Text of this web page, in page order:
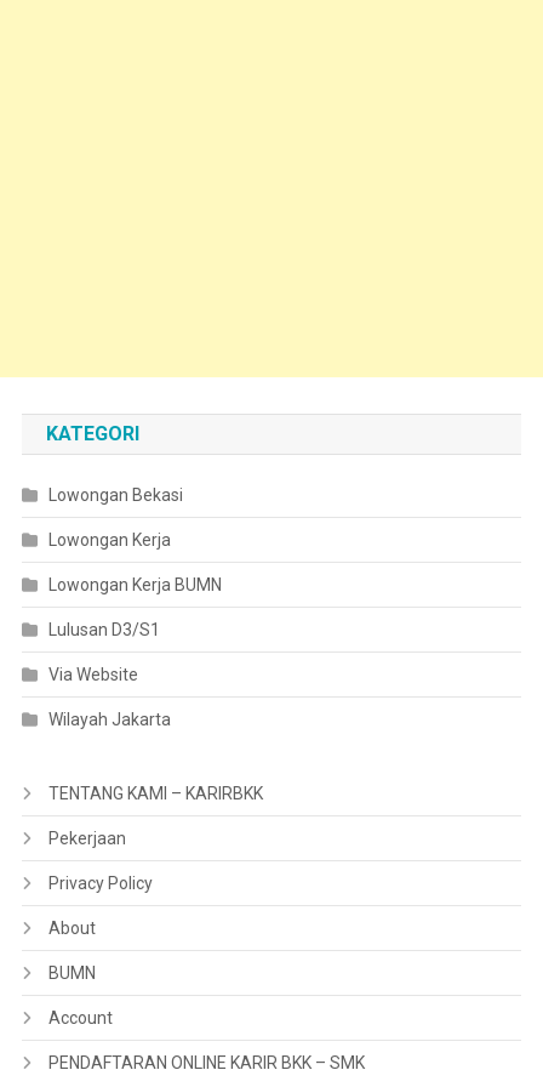
KATEGORI
Lowongan Bekasi
Lowongan Kerja
Lowongan Kerja BUMN
Lulusan D3/S1
Via Website
Wilayah Jakarta
TENTANG KAMI – KARIRBKK
Pekerjaan
Privacy Policy
About
BUMN
Account
PENDAFTARAN ONLINE KARIR BKK – SMK